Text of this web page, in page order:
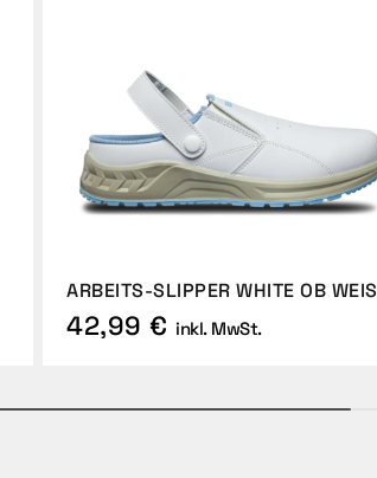
ARBEITS-SLIPPER WHITE OB WEISS
42,99 € inkl. MwSt.